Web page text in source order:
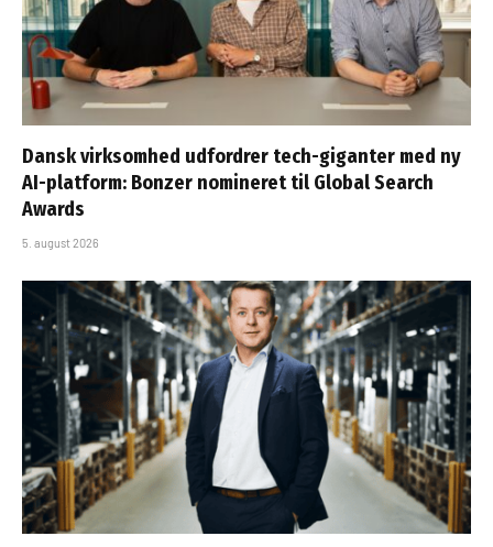
Dansk virksomhed udfordrer tech-giganter med ny
AI-platform: Bonzer nomineret til Global Search
Awards
5. august 2026